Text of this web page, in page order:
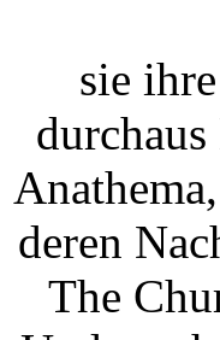
sie
deren
The